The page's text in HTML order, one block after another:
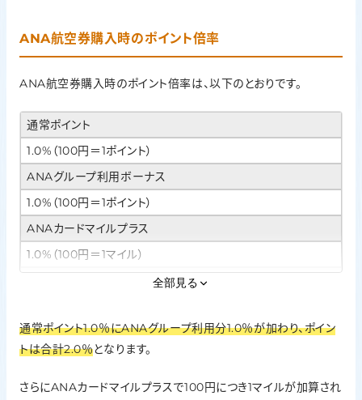
ANA航空券購入時のポイント倍率
ANA航空券購入時のポイント倍率は、以下のとおりです。
通常ポイント
1.0%（100円＝1ポイント）
ANAグループ利用ボーナス
1.0%（100円＝1ポイント）
ANAカードマイルプラス
1.0%（100円＝1マイル）
全部見る
通常ポイント1.0％にANAグループ利用分1.0％が加わり、ポイン
トは合計2.0％となります。
さらにANAカードマイルプラスで100円につき1マイルが加算され